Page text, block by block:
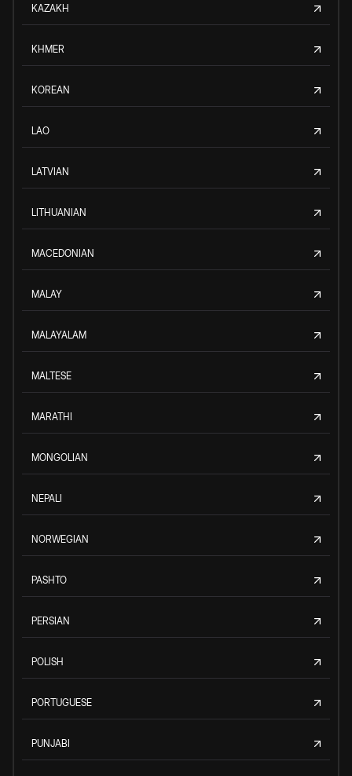
KAZAKH
KHMER
KOREAN
LAO
LATVIAN
LITHUANIAN
MACEDONIAN
MALAY
MALAYALAM
MALTESE
MARATHI
MONGOLIAN
NEPALI
NORWEGIAN
PASHTO
PERSIAN
POLISH
PORTUGUESE
PUNJABI